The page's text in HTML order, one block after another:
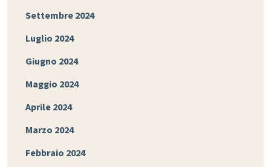
Settembre 2024
Luglio 2024
Giugno 2024
Maggio 2024
Aprile 2024
Marzo 2024
Febbraio 2024